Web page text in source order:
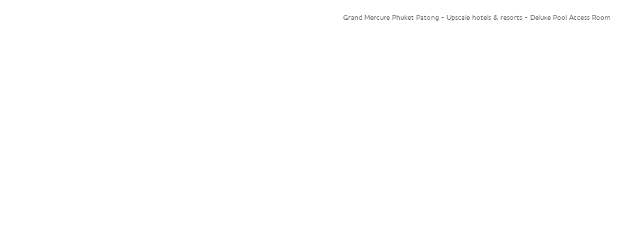
Grand Mercure Phuket Patong - Upscale hotels & resorts - Deluxe Pool Access Room